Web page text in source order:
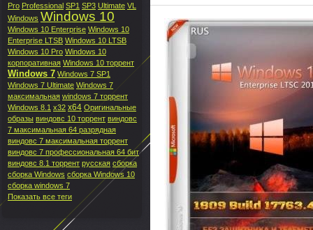
Pro Professional SP1 SP3 Ultimate VL
Windows Windows 10
Windows 10 Enterprise Windows 10
Enterprise LTSB Windows 10 LTSB
Windows 10 Pro Windows 10
корпоративная Windows 10 торрент
Windows 7 Windows 7 SP1
Windows 7 Ultimate Windows 7
максимальная windows 7 торрент
Windows 8.1 x32 x64 Оригинальные
образы виндовс 10 торрент виндовс
7 максимальная 64 разрядная
виндовс 7 максимальная торрент
виндовс 7 профессиональная 64 бит
виндовс 8.1 торрент русская сборка
сборка Windows сборка Windows 10
сборка windows 7
Показать все теги